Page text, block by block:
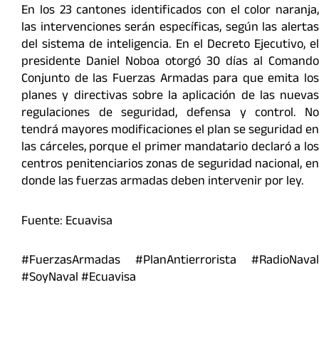
En los 23 cantones identificados con el color naranja,
las intervenciones serán específicas, según las alertas
del sistema de inteligencia. En el Decreto Ejecutivo, el
presidente Daniel Noboa otorgó 30 días al Comando
Conjunto de las Fuerzas Armadas para que emita los
planes y directivas sobre la aplicación de las nuevas
regulaciones de seguridad, defensa y control. No
tendrá mayores modificaciones el plan se seguridad en
las cárceles, porque el primer mandatario declaró a los
centros penitenciarios zonas de seguridad nacional, en
donde las fuerzas armadas deben intervenir por ley.
Fuente: Ecuavisa
#FuerzasArmadas #PlanAntierrorista #RadioNaval
#SoyNaval #Ecuavisa